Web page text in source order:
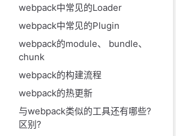
webpack中常见的Loader
webpack中常见的Plugin
webpack的module、 bundle、
chunk
webpack的构建流程
webpack的热更新
与webpack类似的工具还有哪些?
区别?